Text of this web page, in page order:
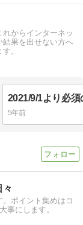
からインターネッ
結果を出せない方へ
。
5年前
々
ポイント集めはコ
事にします。